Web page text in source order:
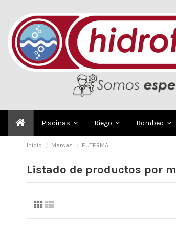
Piscinas Riego Bombeo
Inicio Marcas EUTERMA
Listado de productos por